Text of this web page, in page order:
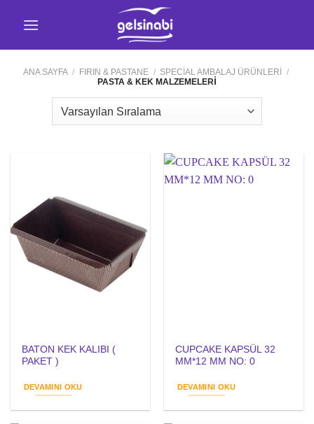
ANA SAYFA / FIRIN & PASTANE / SPECİAL AMBALAJ ÜRÜNLERİ
/
PASTA & KEK MALZEMELERİ
BATON KEK KALIBI (
PAKET )
DEVAMINI OKU
CUPCAKE KAPSÜL 32
MM*12 MM NO: 0
DEVAMINI OKU